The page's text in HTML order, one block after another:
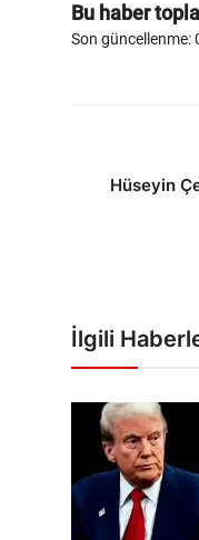
Bu haber
Son güncellenme:
Hüseyin
İlgili